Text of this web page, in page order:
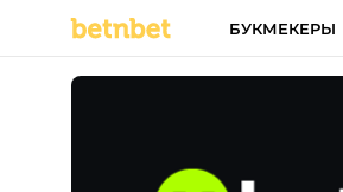
БУКМЕКЕРЫ